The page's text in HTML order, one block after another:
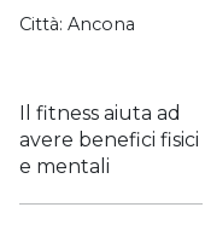
Città: Ancona
Il fitness aiuta ad
avere benefici fisici
e mentali